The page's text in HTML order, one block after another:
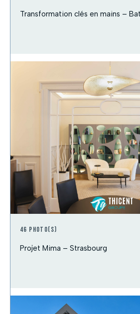
Transformation clés en mains –
46 photo(s)
Projet Mima – Strasbourg